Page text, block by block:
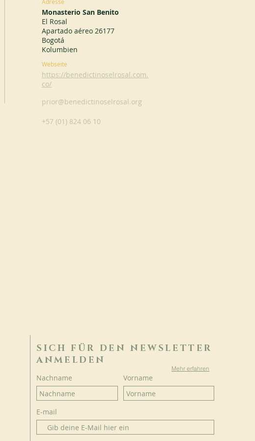
Monasterio San Benito
El Rosal
Apartado aéreo 26177
Bogotá
Kolumbien
Webseite
https://benedictinoselrosal.com.
co/
prior@benedictinoselrosal.org
+57 (01) 824 06 10
SICH FÜR DEN NEWSLETTER
ANMELDEN
Mehr erfahren
Nachname Vorname
E-mail